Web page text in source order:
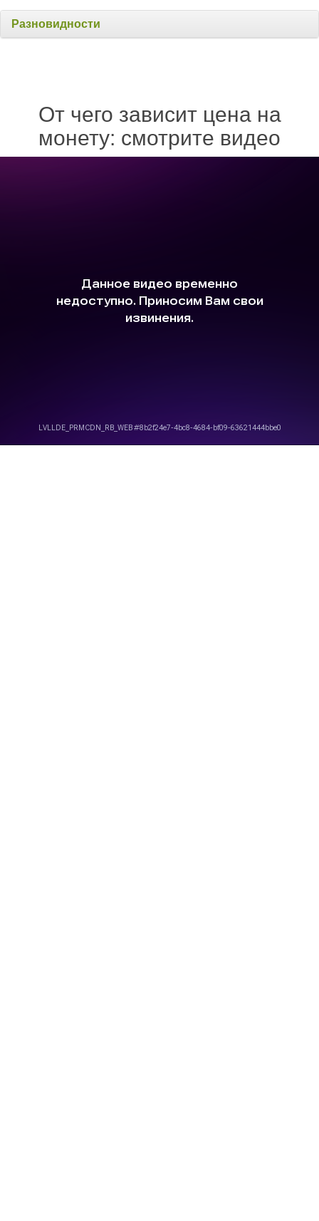
Разновидности
От чего зависит цена на
монету: смотрите видео